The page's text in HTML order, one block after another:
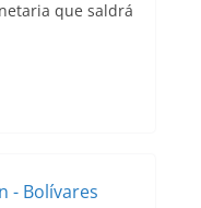
que saldrá